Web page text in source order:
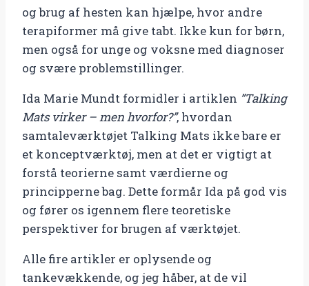
og brug af hesten kan hjælpe, hvor andre
terapiformer må give tabt. Ikke kun for børn,
men også for unge og voksne med diagnoser
og svære problemstillinger.
Ida Marie Mundt formidler i artiklen ”Talking
Mats virker – men hvorfor?”, hvordan
samtaleværktøjet Talking Mats ikke bare er
et konceptværktøj, men at det er vigtigt at
forstå teorierne samt værdierne og
principperne bag. Dette formår Ida på god vis
og fører os igennem flere teoretiske
perspektiver for brugen af værktøjet.
Alle fire artikler er oplysende og
tankevækkende, og jeg håber, at de vil